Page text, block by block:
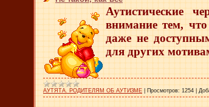
Аутистические
внимание тем,
даже не
для других
АУТЯТА. РОДИТЕЛЯМ ОБ АУТИЗМЕ Просмотров: 1254